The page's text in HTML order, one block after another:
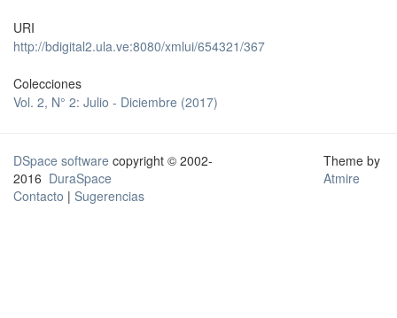
URI
http://bdigital2.ula.ve:8080/xmlui/654321/367
Colecciones
Vol. 2, N° 2: Julio - Diciembre (2017)
DSpace software copyright © 2002-
2016 DuraSpace
Contacto | Sugerencias
Theme by
Atmire